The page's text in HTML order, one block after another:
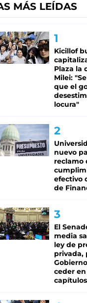
MÁS LEÍDAS
Kicillof
Plaza la
Milei:
que el
locura"
nuevo
reclamo
efectivo
de
El
media
ley de
privada,
ceder
capítulos